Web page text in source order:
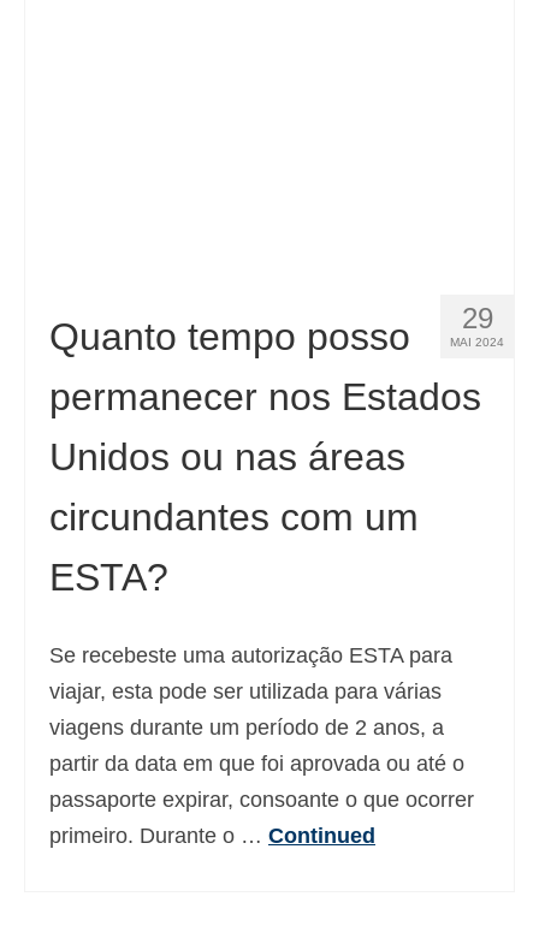
Nederlands
Suomi (Finlandês)
Français (Francês )
Deutsch
עברית (Hebraico)
Magyar
Italiano
日本語(Japonês )
29
MAI 2024
Quanto tempo posso
permanecer nos Estados
Unidos ou nas áreas
circundantes com um
ESTA?
Se recebeste uma autorização ESTA para
viajar, esta pode ser utilizada para várias
viagens durante um período de 2 anos, a
partir da data em que foi aprovada ou até o
passaporte expirar, consoante o que ocorrer
primeiro. Durante o … Continued